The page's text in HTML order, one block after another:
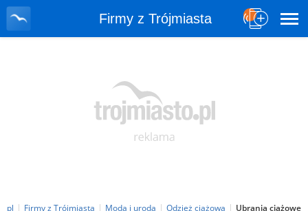
Firmy z Trójmiasta
Firmy z Trójmiasta Moda i uroda Odzież ciążowa Ubrania ciążowe